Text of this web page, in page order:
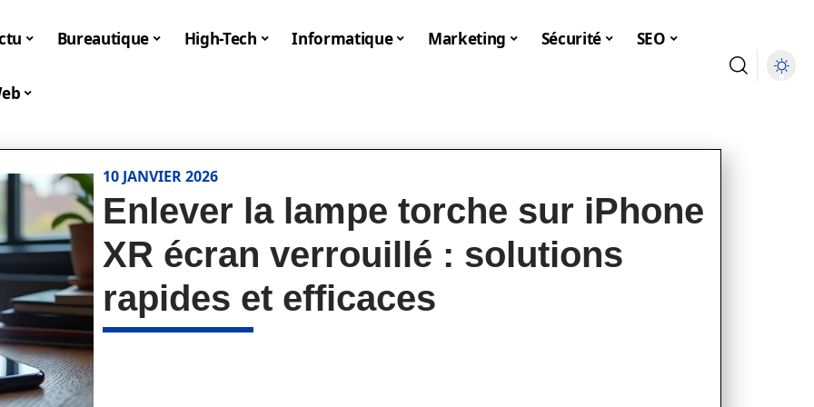
Bureautique High-Tech Informatique Marketing Sécurité SEO
10 JANVIER 2026
Enlever la lampe torche sur iPhone
XR écran verrouillé : solutions
rapides et efficaces